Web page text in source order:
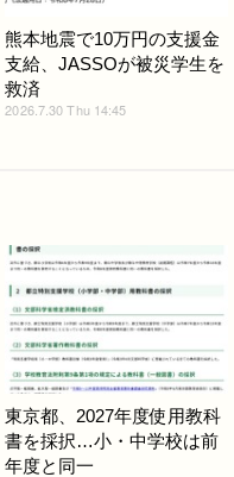
熊本地震で10万円の支援金
支給、JASSOが被災学生を
救済
2026.7.30 Thu 14:45
東京都、2027年度使用教科
書を採択…小・中学校は前
年度と同一